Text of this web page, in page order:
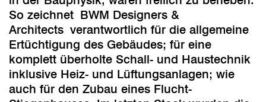
So zeichnet BWM Designers &
Architects verantwortlich für die allgemeine
Ertüchtigung des Gebäudes; für eine
komplett überholte Schall- und Haustechnik
inklusive Heiz- und Lüftungsanlagen; wie
auch für den Zubau eines Flucht-